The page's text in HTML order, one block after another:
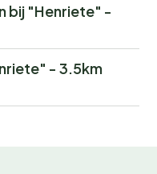
bij "Henriete" -
- 3.5km